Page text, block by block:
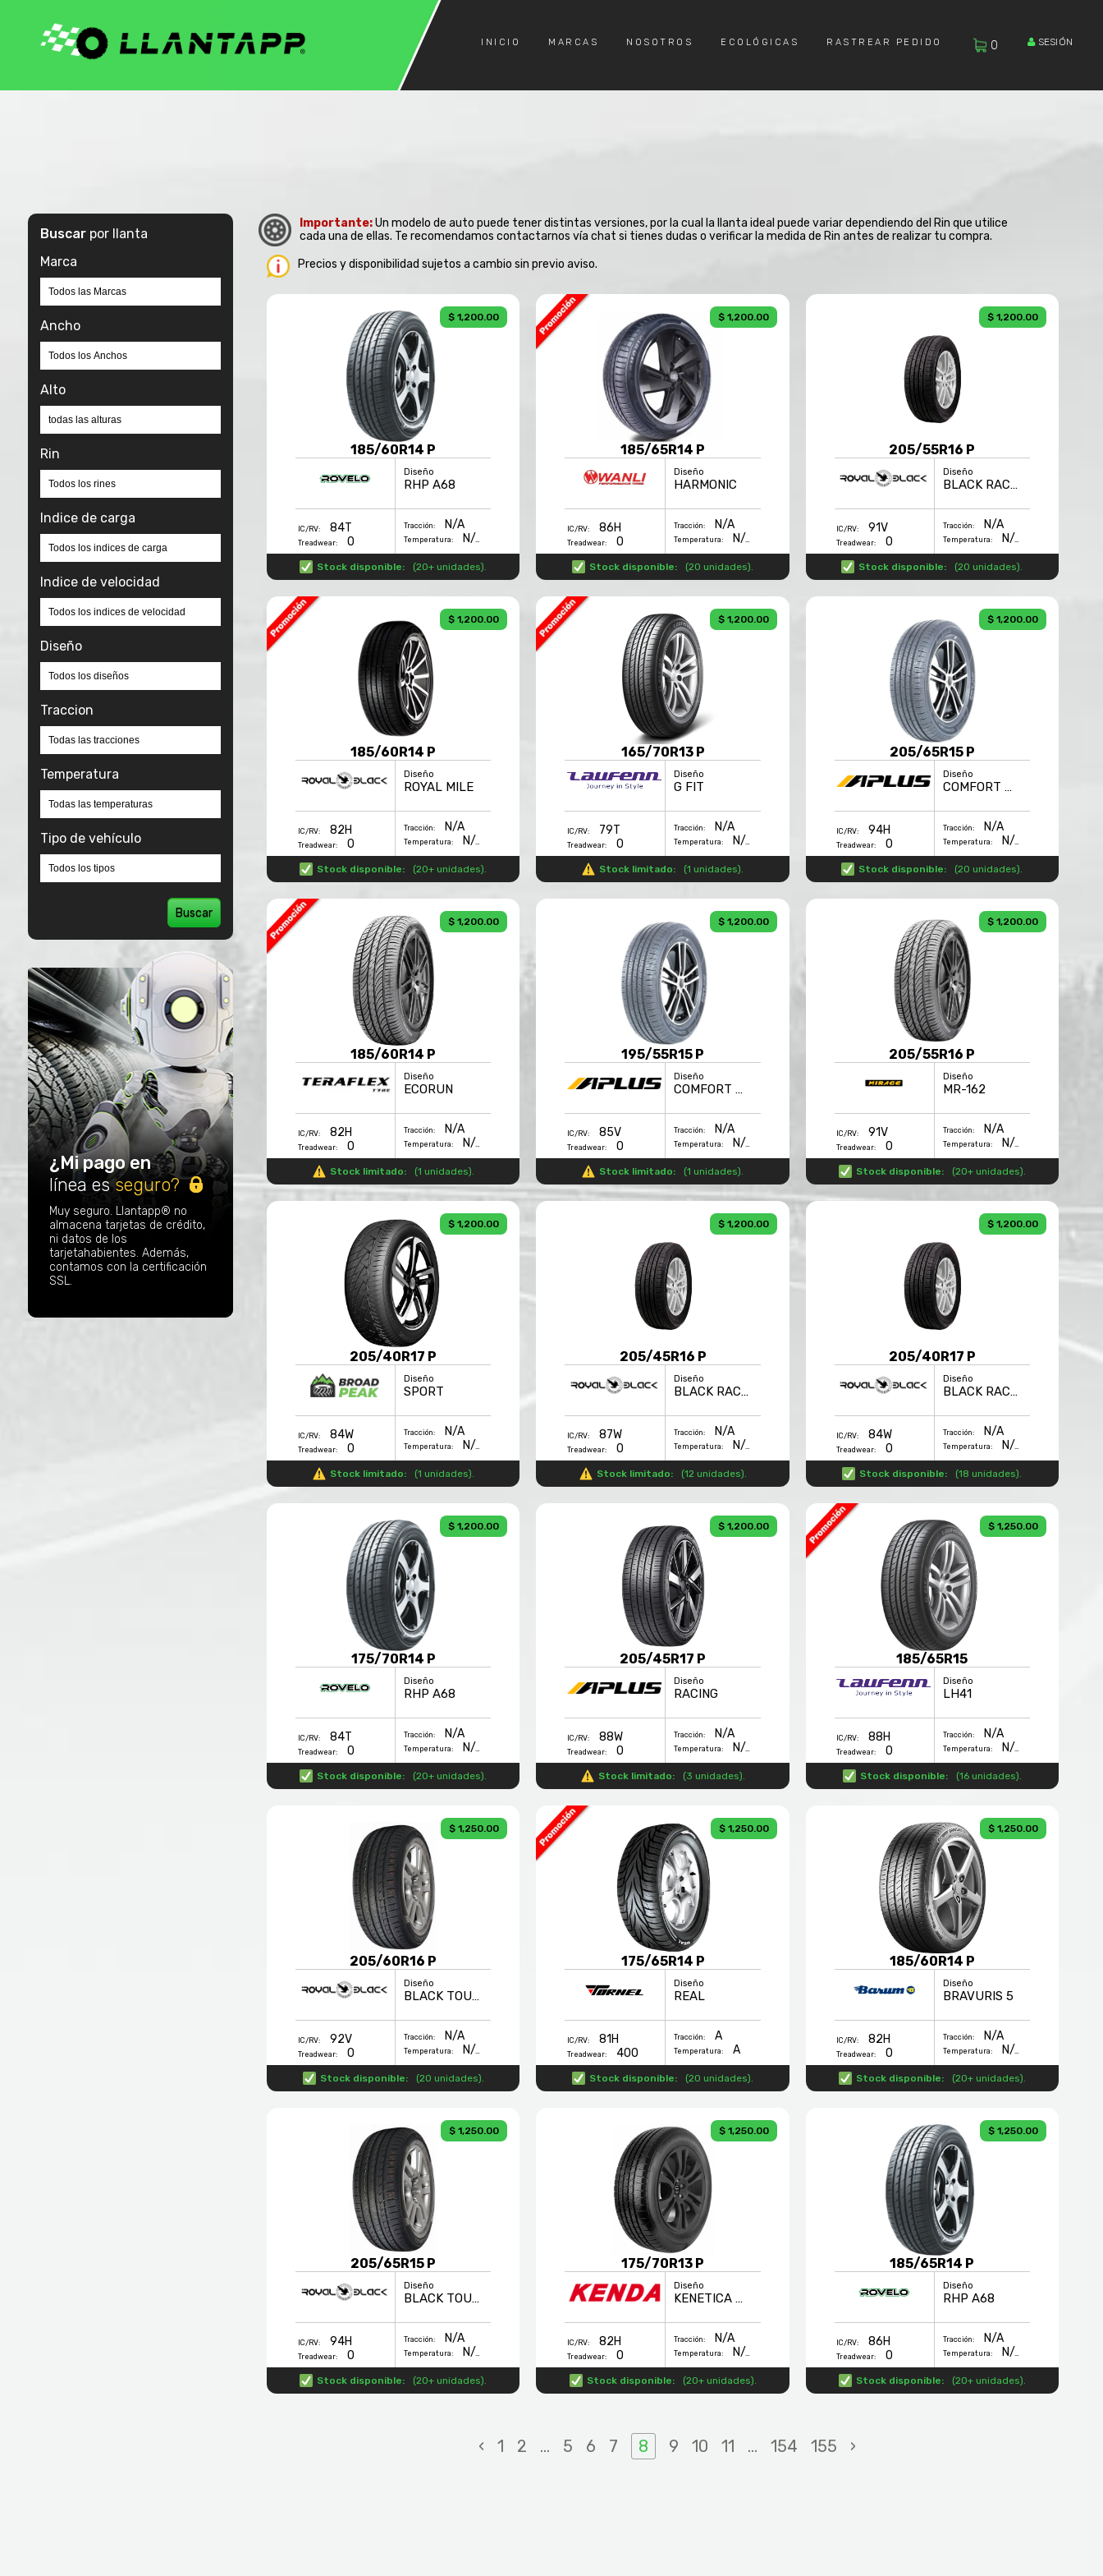
INICIO MARCAS NOSOTROS ECOLÓGICAS RASTREAR PEDIDO 0 SESIÓN
Buscar por llanta
Marca
Ancho
Alto
Rin
Indice de carga
Indice de velocidad
Diseño
Traccion
Temperatura
Tipo de vehículo
Buscar
¿Mi pago en
línea esseguro?
Muy seguro. Llantapp® no
almacena tarjetas de crédito,
ni datos de los
tarjetahabientes. Además,
contamos con la certificación
SSL.
Importante:Un modelo de auto puede tener distintas versiones, por la cual la llanta ideal puede variar dependiendo del Rin que utilice
cada una de ellas. Te recomendamos contactarnos vía chat si tienes dudas o verificar la medida de Rin antes de realizar tu compra.
Precios y disponibilidad sujetos a cambio sin previo aviso.
$ 1,200.00
185/60R14 P
Diseño
RHP A68
IC/RV: 84T
Treadwear: 0
Tracción: N/A
Temperatura: N/A
Stock disponible: (20+ unidades).
$ 1,200.00
185/65R14 P
Diseño
HARMONIC
IC/RV: 86H
Treadwear: 0
Tracción: N/A
Temperatura: N/A
Stock disponible: (20 unidades).
$ 1,200.00
205/55R16 P
Diseño
BLACK RACING
IC/RV: 91V
Treadwear: 0
Tracción: N/A
Temperatura: N/A
Stock disponible: (20 unidades).
$ 1,200.00
185/60R14 P
Diseño
ROYAL MILE
IC/RV: 82H
Treadwear: 0
Tracción: N/A
Temperatura: N/A
Stock disponible: (20+ unidades).
$ 1,200.00
165/70R13 P
Diseño
G FIT
IC/RV: 79T
Treadwear: 0
Tracción: N/A
Temperatura: N/A
Stock limitado: (1 unidades).
$ 1,200.00
205/65R15 P
Diseño
COMFORT HP
IC/RV: 94H
Treadwear: 0
Tracción: N/A
Temperatura: N/A
Stock disponible: (20 unidades).
$ 1,200.00
185/60R14 P
Diseño
ECORUN
IC/RV: 82H
Treadwear: 0
Tracción: N/A
Temperatura: N/A
Stock limitado: (1 unidades).
$ 1,200.00
195/55R15 P
Diseño
COMFORT HP
IC/RV: 85V
Treadwear: 0
Tracción: N/A
Temperatura: N/A
Stock limitado: (1 unidades).
$ 1,200.00
205/55R16 P
Diseño
MR-162
IC/RV: 91V
Treadwear: 0
Tracción: N/A
Temperatura: N/A
Stock disponible: (20+ unidades).
$ 1,200.00
205/40R17 P
Diseño
SPORT
IC/RV: 84W
Treadwear: 0
Tracción: N/A
Temperatura: N/A
Stock limitado: (1 unidades).
$ 1,200.00
205/45R16 P
Diseño
BLACK RACING
IC/RV: 87W
Treadwear: 0
Tracción: N/A
Temperatura: N/A
Stock limitado: (12 unidades).
$ 1,200.00
205/40R17 P
Diseño
BLACK RACING
IC/RV: 84W
Treadwear: 0
Tracción: N/A
Temperatura: N/A
Stock disponible: (18 unidades).
$ 1,200.00
175/70R14 P
Diseño
RHP A68
IC/RV: 84T
Treadwear: 0
Tracción: N/A
Temperatura: N/A
Stock disponible: (20+ unidades).
$ 1,200.00
205/45R17 P
Diseño
RACING
IC/RV: 88W
Treadwear: 0
Tracción: N/A
Temperatura: N/A
Stock limitado: (3 unidades).
$ 1,250.00
185/65R15
Diseño
LH41
IC/RV: 88H
Treadwear: 0
Tracción: N/A
Temperatura: N/A
Stock disponible: (16 unidades).
$ 1,250.00
205/60R16 P
Diseño
BLACK TOURING
IC/RV: 92V
Treadwear: 0
Tracción: N/A
Temperatura: N/A
Stock disponible: (20 unidades).
$ 1,250.00
175/65R14 P
Diseño
REAL
IC/RV: 81H
Treadwear: 400
Tracción: A
Temperatura: A
Stock disponible: (20 unidades).
$ 1,250.00
185/60R14 P
Diseño
BRAVURIS 5
IC/RV: 82H
Treadwear: 0
Tracción: N/A
Temperatura: N/A
Stock disponible: (20+ unidades).
$ 1,250.00
205/65R15 P
Diseño
BLACK TOURING
IC/RV: 94H
Treadwear: 0
Tracción: N/A
Temperatura: N/A
Stock disponible: (20+ unidades).
$ 1,250.00
175/70R13 P
Diseño
KENETICA TOURING
IC/RV: 82H
Treadwear: 0
Tracción: N/A
Temperatura: N/A
Stock disponible: (20+ unidades).
$ 1,250.00
185/65R14 P
Diseño
RHP A68
IC/RV: 86H
Treadwear: 0
Tracción: N/A
Temperatura: N/A
Stock disponible: (20+ unidades).
‹ 1 2 ... 5 6 7 8 9 10 11 ... 154 155 ›